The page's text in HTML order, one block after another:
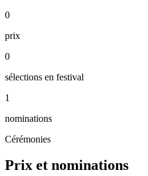
0
prix
0
sélections en festival
1
nominations
Cérémonies
Prix et nominations